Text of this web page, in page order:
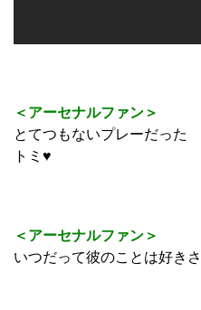
＜アーセナルファン＞
とてつもないプレーだった
トミ♥
＜アーセナルファン＞
いつだって彼のことは好きさ